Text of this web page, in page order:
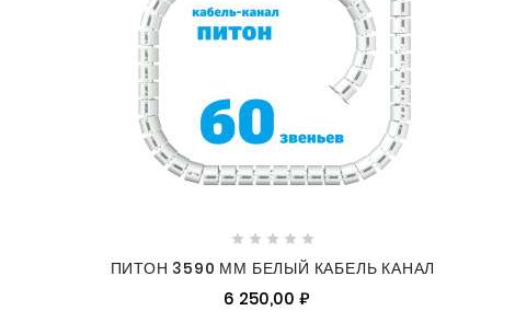
    
ПИТОН 3590 ММ БЕЛЫЙ КАБЕЛЬ КАНАЛ
6 250,00 ₽